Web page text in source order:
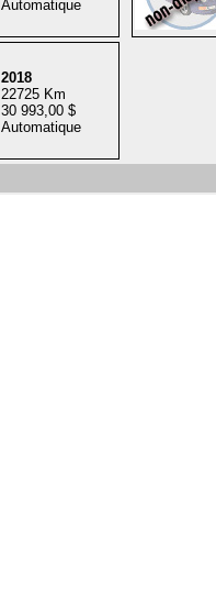
Automatique
2018
22725 Km
30 993,00 $
Automatique